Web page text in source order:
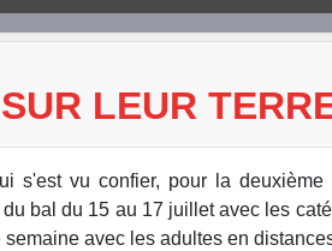
LEUR
s'est vu confier, pour la deuxième
bal du 15 au 17 juillet avec les
avec les adultes en